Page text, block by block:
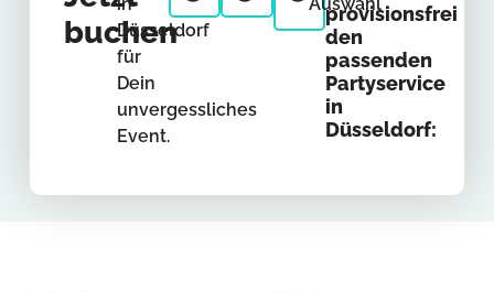
buchen
Düsseldorf
für
Dein
unvergessliches
Event.
provisionsfrei
den
passenden
Partyservice
in
Düsseldorf: